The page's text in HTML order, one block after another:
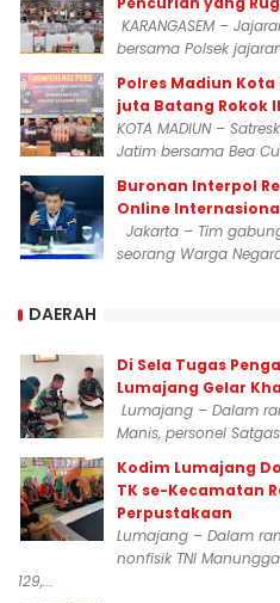
KARANGASEM –
bersama Polsek
Polres Madiun Kota
juta Batang Rokok
KOTA MADIUN –
Jatim bersama Bea
Buronan Interpol
Online
Jakarta – Tim
seorang Warga
DAERAH
Di Sela Tugas
Lumajang Gelar
Lumajang – Dalam
Manis, personel
Kodim Lumajang
TK se-Kecamatan
Perpustakaan
Lumajang – Dalam
nonfisik TNI
129,...